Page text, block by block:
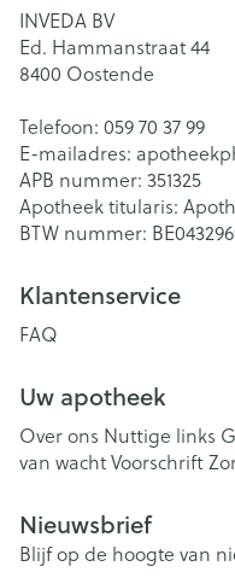
INVEDA BV
Ed. Hammanstraat 44
8400 Oostende
Telefoon: 059 70 37 99
E-mailadres:
APB nummer: 351325
Apotheek titularis:
BTW nummer:
Klantenservice
FAQ
Uw apotheek
Over ons Nuttige links
van wachtVoorschrift
Nieuwsbrief
Blijf op de hoogte van